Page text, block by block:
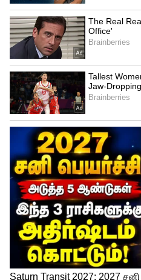
கொஞ்சம் ஒதுங்கி
தெரியலாம். ஆனா,
தங்களோட
இருப்பாங்க.